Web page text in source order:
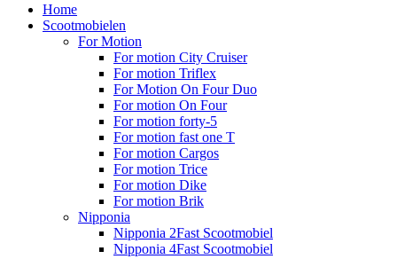
Home
Scootmobielen
For Motion
For motion City Cruiser
For motion Triflex
For Motion On Four Duo
For motion On Four
For motion forty-5
For motion fast one T
For motion Cargos
For motion Trice
For motion Dike
For motion Brik
Nipponia
Nipponia 2Fast Scootmobiel
Nipponia 4Fast Scootmobiel